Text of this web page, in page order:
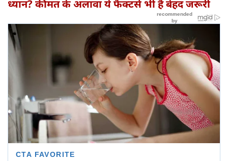
ध्यान? कीमत के अलावा ये फैक्टर्स भी हैं बेहद जरूरी